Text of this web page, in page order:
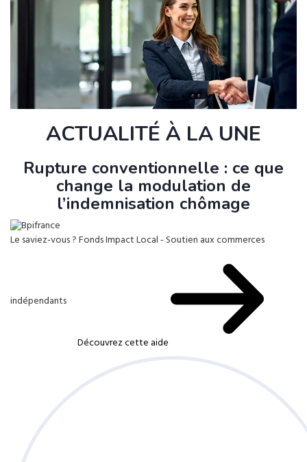
ACTUALITÉ À LA UNE
Rupture conventionnelle : ce que
change la modulation de
l’indemnisation chômage
Le saviez-vous ?Fonds Impact Local - Soutien aux commerces
indépendants
Découvrez cette aide